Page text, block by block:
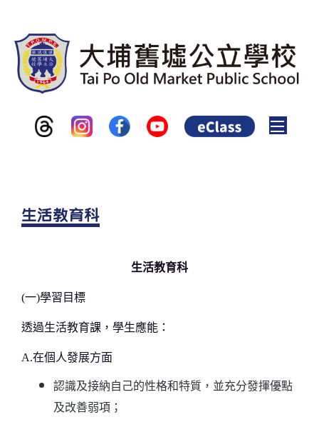
生活教育科
生活教育科
(一)學習目標
透過生活教育課，學生應能：
A.在個人發展方面
認識及接納自己的性格和特質，並充分發揮優點
及改善弱項；